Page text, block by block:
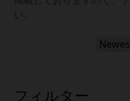
フィルター